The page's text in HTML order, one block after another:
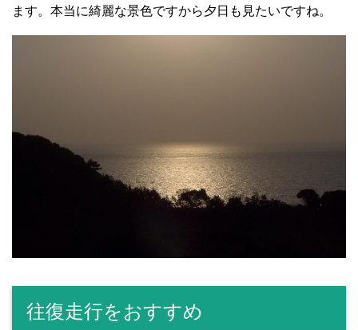
ます。本当に綺麗な景色ですから夕日も見たいですね。
往復走行をおすすめ